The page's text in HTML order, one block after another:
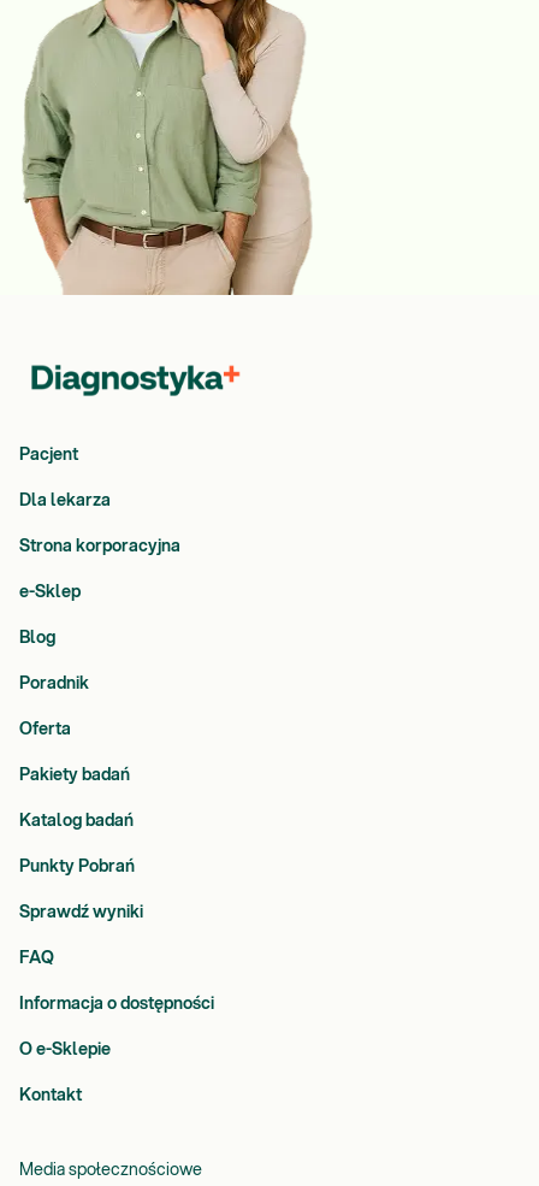
Pacjent
Dla lekarza
Strona korporacyjna
e-Sklep
Blog
Poradnik
Oferta
Pakiety badań
Katalog badań
Punkty Pobrań
Sprawdź wyniki
FAQ
Informacja o dostępności
O e-Sklepie
Kontakt
Media społecznościowe